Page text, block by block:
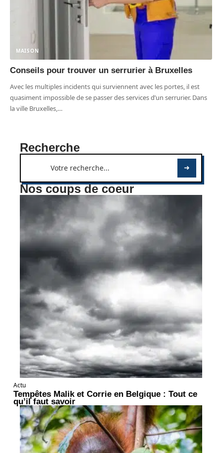
MAISON
Conseils pour trouver un serrurier à Bruxelles
Avec les multiples incidents qui surviennent avec les portes, il est
quasiment impossible de se passer des services d’un serrurier. Dans
la ville Bruxelles,…
Recherche
Nos coups de coeur
Actu
Tempêtes Malik et Corrie en Belgique : Tout ce
qu’il faut savoir